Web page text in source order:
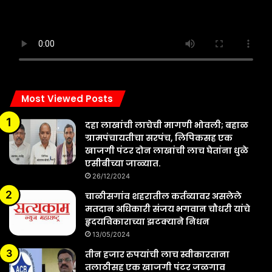
Most Viewed Posts
दहा लाखांची लाचेची मागणी भोवली; बहाळ
ग्रामपंचायतीचा सरपंच, लिपिकसह एक
खाजगी पंटर दोन लाखांची लाच घेतांना धुळे
एसीबीच्या जाळ्यात.
26/12/2024
चाळीसगांव शहरातील कर्तव्यावर असलेले
मतदान अधिकारी संजय भगवान चौधरी यांचे
हृदयविकाराच्या झटक्याने निधन
13/05/2024
तीन हजार रुपयांची लाच स्वीकारताना
तलाठीसह एक खाजगी पंटर जळगाव